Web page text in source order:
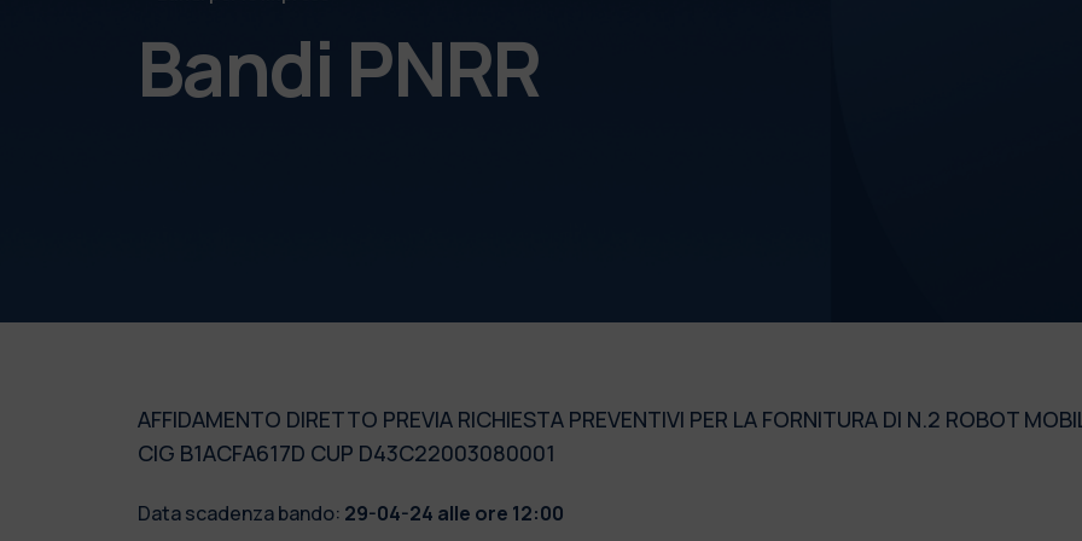
Bandi PNRR
AFFIDAMENTO DIRETTO PREVIA RICHIESTA PREVENTIVI PER LA FORNITURA DI N.2 ROBOT
CIG B1ACFA617D CUP D43C22003080001
Data scadenza bando: 29-04-24 alle ore 12:00